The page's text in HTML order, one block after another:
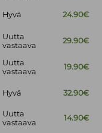
Hyvä 24.90€
Uutta
vastaava
29.90€
Uutta
vastaava
19.90€
Hyvä 32.90€
Uutta
vastaava
14.90€